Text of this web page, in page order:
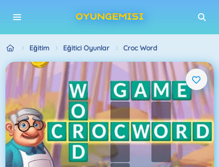
Eğitim Eğitici Oyunlar Croc Word